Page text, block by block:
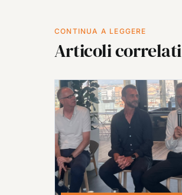
CONTINUA A LEGGERE
Articoli correlati